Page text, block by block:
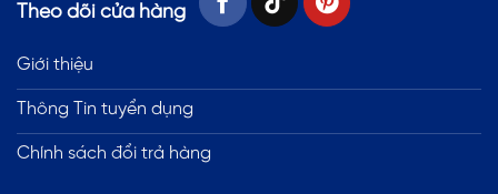
Theo dõi cửa hàng
Giới thiệu
Thông Tin tuyển dụng
Chính sách đổi trả hàng